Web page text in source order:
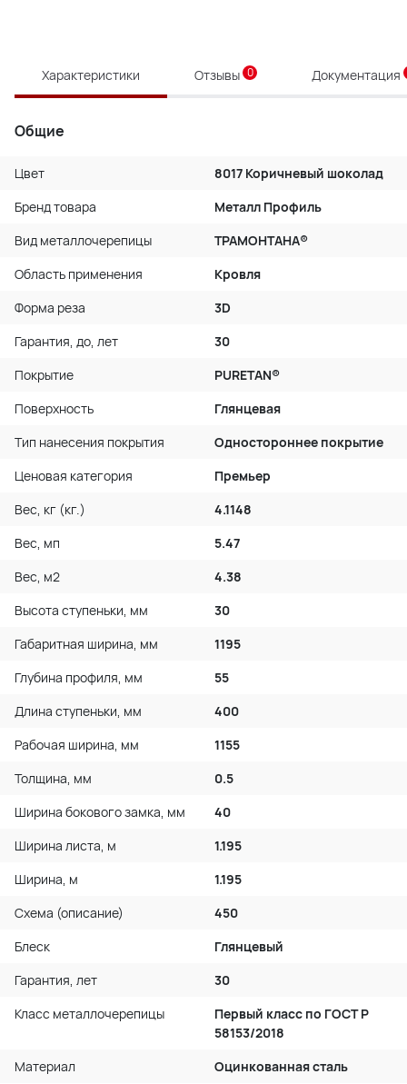
Характеристики Отзывы 0 Документация
Общие
Цвет
8017 Коричневый шоколад
Бренд товара
Металл Профиль
Вид металлочерепицы
ТРАМОНТАНА®
Область применения
Кровля
Форма реза
3D
Гарантия, до, лет
30
Покрытие
PURETAN®
Поверхность
Глянцевая
Тип нанесения покрытия
Одностороннее покрытие
Ценовая категория
Премьер
Вес, кг (кг.)
4.1148
Вес, мп
5.47
Вес, м2
4.38
Высота ступеньки, мм
30
Габаритная ширина, мм
1195
Глубина профиля, мм
55
Длина ступеньки, мм
400
Рабочая ширина, мм
1155
Толщина, мм
0.5
Ширина бокового замка, мм
40
Ширина листа, м
1.195
Ширина, м
1.195
Схема (описание)
450
Блеск
Глянцевый
Гарантия, лет
30
Класс металлочерепицы
Первый класс по ГОСТ P
58153/2018
Материал
Оцинкованная сталь